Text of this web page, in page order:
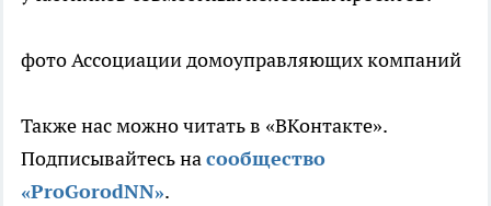
фото Ассоциации домоуправляющих компаний
Также нас можно читать в «ВКонтакте».
Подписывайтесь насообщество
«ProGorodNN».